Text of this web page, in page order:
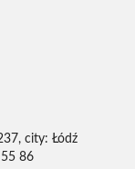
city: Łódź
86